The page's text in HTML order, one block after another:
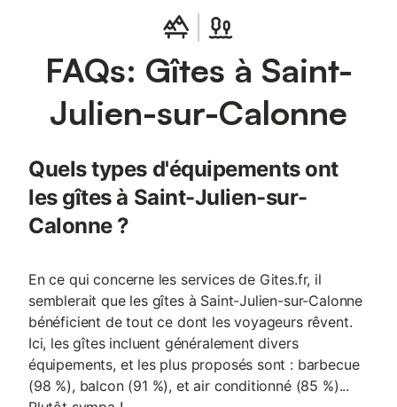
heures de Paris (train ou auto) A 15 minutes de Deauville-
Trouville et la mer Aquaparc et golf à proximité, nombreuses
possibilités de randonnées et visites
FAQs: Gîtes à Saint-
Julien-sur-Calonne
Quels types d'équipements ont
les gîtes à Saint-Julien-sur-
Calonne ?
En ce qui concerne les services de Gites.fr, il
semblerait que les gîtes à Saint-Julien-sur-Calonne
bénéficient de tout ce dont les voyageurs rêvent.
Ici, les gîtes incluent généralement divers
équipements, et les plus proposés sont : barbecue
(98 %), balcon (91 %), et air conditionné (85 %)...